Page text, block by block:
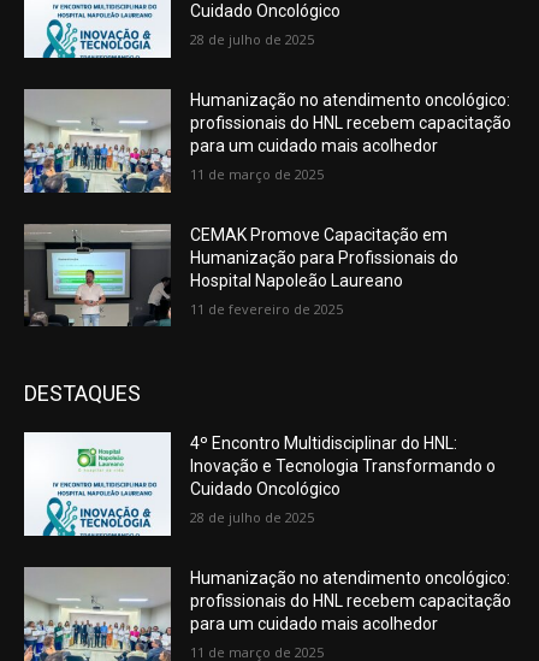
Cuidado Oncológico
28 de julho de 2025
Humanização no atendimento oncológico:
profissionais do HNL recebem capacitação
para um cuidado mais acolhedor
11 de março de 2025
CEMAK Promove Capacitação em
Humanização para Profissionais do
Hospital Napoleão Laureano
11 de fevereiro de 2025
DESTAQUES
4º Encontro Multidisciplinar do HNL:
Inovação e Tecnologia Transformando o
Cuidado Oncológico
28 de julho de 2025
Humanização no atendimento oncológico:
profissionais do HNL recebem capacitação
para um cuidado mais acolhedor
11 de março de 2025